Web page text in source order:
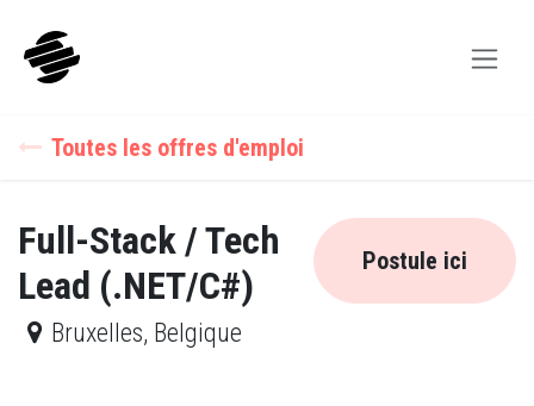
Toutes les offres d'emploi
Postule ici
Full-Stack / Tech
Lead (.NET/C#)
Bruxelles, Belgique